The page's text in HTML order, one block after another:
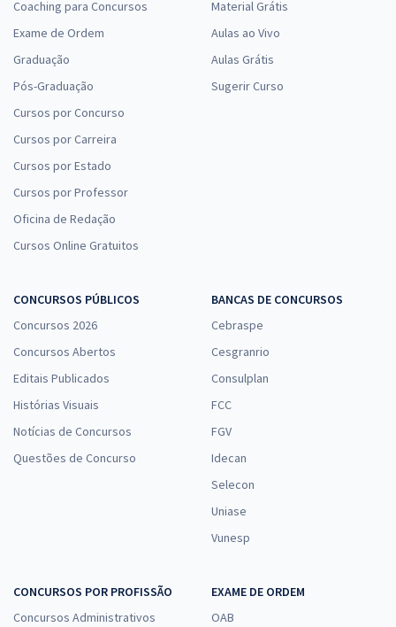
Coaching para Concursos
Exame de Ordem
Graduação
Pós-Graduação
Cursos por Concurso
Cursos por Carreira
Cursos por Estado
Cursos por Professor
Oficina de Redação
Cursos Online Gratuitos
Material Grátis
Aulas ao Vivo
Aulas Grátis
Sugerir Curso
CONCURSOS PÚBLICOS
Concursos 2026
Concursos Abertos
Editais Publicados
Histórias Visuais
Notícias de Concursos
Questões de Concurso
BANCAS DE CONCURSOS
Cebraspe
Cesgranrio
Consulplan
FCC
FGV
Idecan
Selecon
Uniase
Vunesp
CONCURSOS POR PROFISSÃO
Concursos Administrativos
EXAME DE ORDEM
OAB